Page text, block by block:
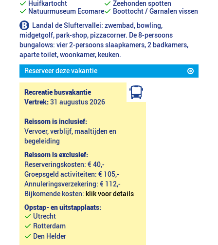
Huifkartocht
Zeehonden spotten
Natuurmuseum Ecomare
Boottocht / Garnalen vissen
Landal de Sluftervallei: zwembad, bowling,
midgetgolf, park-shop, pizzacorner. De 8-persoons
bungalows: vier 2-persoons slaapkamers, 2 badkamers,
aparte toilet, woonkamer, keuken.
Reserveer deze vakantie
Recreatie busvakantie
Vertrek:31 augustus 2026
Reissom is inclusief:
Vervoer, verblijf, maaltijden en
begeleiding
Reissom is exclusief:
Reserveringskosten: € 40,-
Groepsgeld activiteiten: € 105,-
Annuleringsverzekering: € 112,-
Bijkomende kosten: klik voor details
Opstap- en uitstapplaats:
Utrecht
Rotterdam
Den Helder